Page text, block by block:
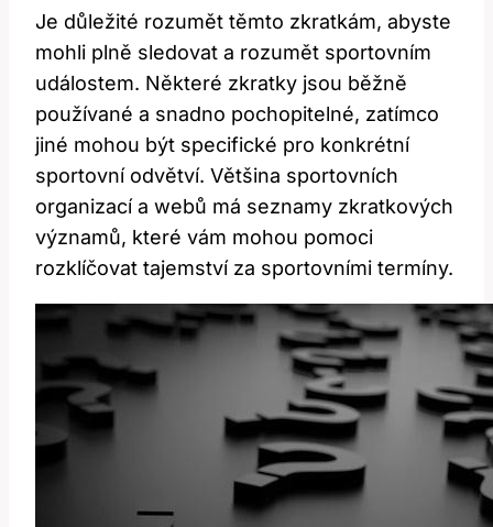
Je důležité rozumět těmto zkratkám, abyste
mohli plně sledovat a rozumět sportovním
událostem. Některé zkratky jsou běžně
používané a snadno pochopitelné, zatímco
jiné mohou být specifické pro konkrétní
sportovní odvětví. Většina sportovních
organizací a webů má seznamy zkratkových
významů, které vám mohou pomoci
rozklíčovat tajemství za sportovními termíny.